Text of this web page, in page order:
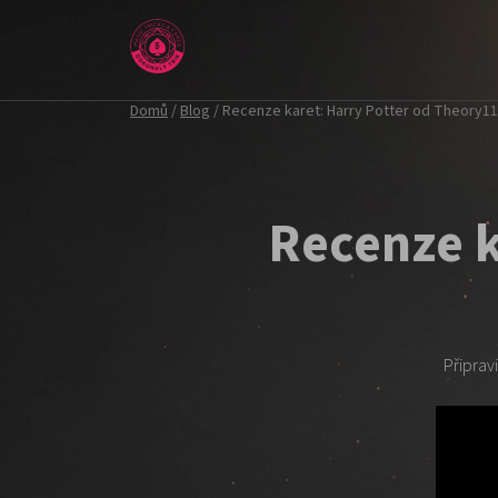
Domů/Blog / Recenze karet: Harry Potter od Theory11
Recenze